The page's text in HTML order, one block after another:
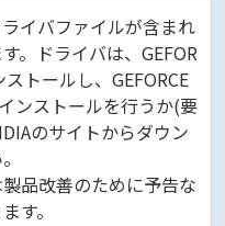
イバファイルが含まれ
。ドライバは、GEFOR
ストールし、GEFORCE
ンストールを行うか(要
のサイトからダウン
品改善のために予告な
す。